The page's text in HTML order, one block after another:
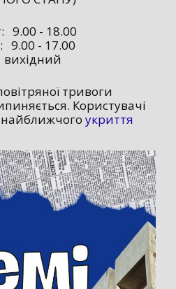
9.00 - 18.00
9.00 - 17.00
тривоги
Користувачі
укриття